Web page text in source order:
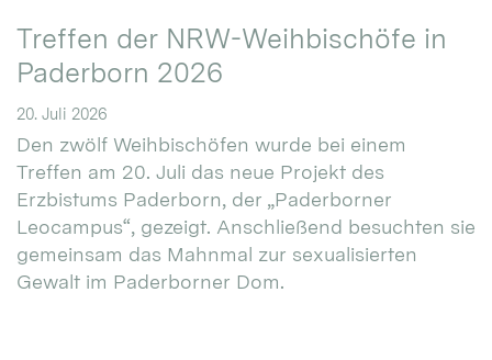
Treffen der NRW-Weihbischöfe in
Paderborn 2026
20. Juli 2026
Den zwölf Weihbischöfen wurde bei einem
Treffen am 20. Juli das neue Projekt des
Erzbistums Paderborn, der „Paderborner
Leocampus“, gezeigt. Anschließend besuchten sie
gemeinsam das Mahnmal zur sexualisierten
Gewalt im Paderborner Dom.